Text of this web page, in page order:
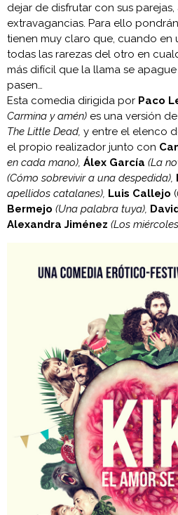
dejar de disfrutar con sus parejas,
extravagancias. Para ello
tienen muy claro que, cuando en
todas las rarezas del otro en
más difícil que la llama se
pasen…
Esta comedia dirigida por Paco
Carmina y amén) es una versión
The Little Dead, y entre el elenco
el propio realizador junto con
en cada mano), Álex García (La
(Cómo sobrevivir a una despedida),
apellidos catalanes), Luis Callejo (
Bermejo (Una palabra tuya),
Alexandra Jiménez (Los